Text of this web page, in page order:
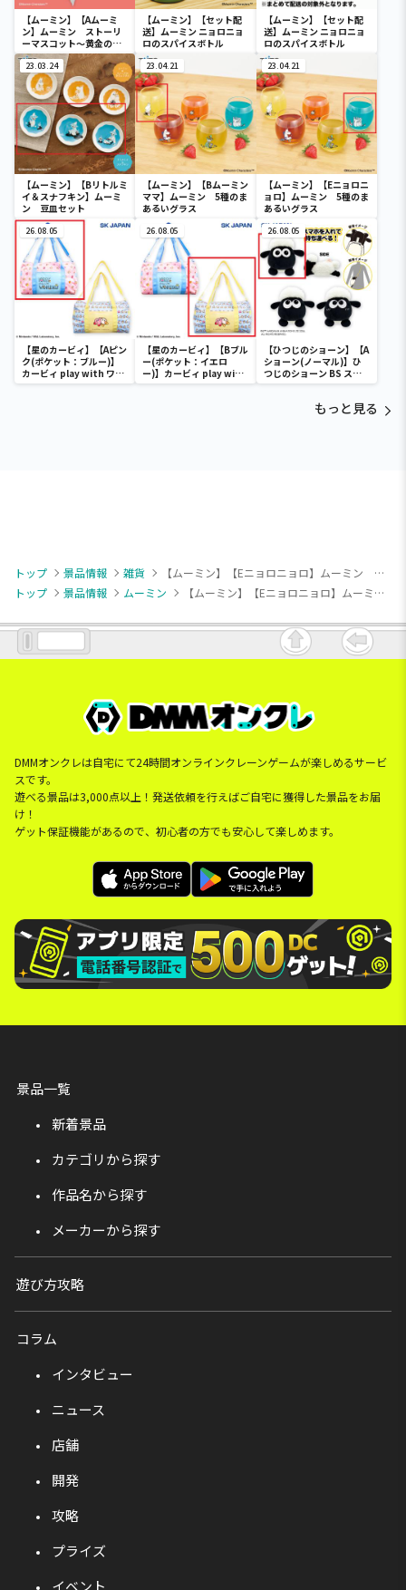
【ムーミン】【Aムーミ
ン】ムーミン ストーリ
ーマスコット～黄金のし
っぽ～
【ムーミン】【セット配
送】ムーミン ニョロニョ
ロのスパイスボトル
【ムーミン】【セット配
送】ムーミン ニョロニョ
ロのスパイスボトル
23.03.24
【ムーミン】【Bリトルミ
イ＆スナフキン】ムーミ
ン 豆皿セット
23.04.21
【ムーミン】【Bムーミン
ママ】ムーミン 5種のま
あるいグラス
23.04.21
【ムーミン】【Eニョロニ
ョロ】ムーミン 5種のま
あるいグラス
26.08.05
【星のカービィ】【Aピン
ク(ポケット：ブルー)】
カービィ play with ワド
ルディ ボストンバッグ
26.08.05
【星のカービィ】【Bブル
ー(ポケット：イエロ
ー)】カービィ play with
ワドルディ ボストンバッ
26.08.05
【ひつじのショーン】【A
ショーン(ノーマル)】ひ
つじのショーン BS スマ
ホショーンルダー
もっと見る
トップ 景品情報 雑貨
【ムーミン】【Eニョロニョロ】ムーミン ミニきんちゃくポーチ
トップ
景品情報 ムーミン 【ムーミン】【Eニョロニョロ】ムーミン ミニきんちゃくポーチ
DMMオンクレは自宅にて24時間オンラインクレーンゲームが楽しめるサービ
スです。
遊べる景品は3,000点以上！発送依頼を行えばご自宅に獲得した景品をお届
け！
ゲット保証機能があるので、初心者の方でも安心して楽しめます。
景品一覧
新着景品
カテゴリから探す
作品名から探す
メーカーから探す
遊び方攻略
コラム
インタビュー
ニュース
店舗
開発
攻略
プライズ